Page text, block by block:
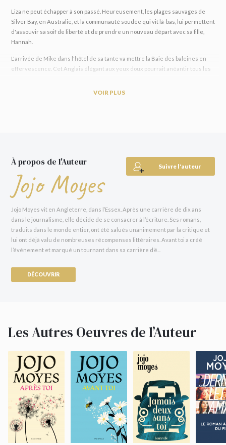
Liza ne peut échapper à son passé. Heureusement, les plages sauvages de
Silver Bay, en Australie, et la communauté soudée qui vit là-bas, lui permettent
d'assouvir sa soif de liberté et de prendre un nouveau départ avec sa fille,
Hannah.
L'arrivée de Mike dans l'hôtel de sa tante va mettre la Baie des baleines en
effervescence. Cet Anglais élégant aux yeux doux pourrait anéantir tous les
« Une magnifique histoire d'amour. » -
Marie Claire
VOIR PLUS
Suivre l'auteur
À propos de l'Auteur
Jojo Moyes
Jojo Moyes vit en Angleterre, dans l’Essex. Après une carrière de dix ans
dans le journalisme, elle décide de se consacrer à l’écriture. Ses romans,
traduits dans le monde entier, ont été salués unanimement par la critique et
lui ont déjà valu de nombreuses récompenses littéraires. Avant toi a créé
l’événement et marqué un tournant dans sa carrière d’é...
DÉCOUVRIR
Les Autres Oeuvres de l’Auteur